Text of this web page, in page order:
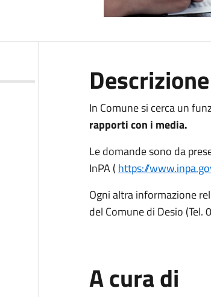
Descrizione
In Comune si cerca un
rapporti con i media.
Le domande sono da
InPA ( https://
Ogni altra informazione
del Comune di Desio
A cura di